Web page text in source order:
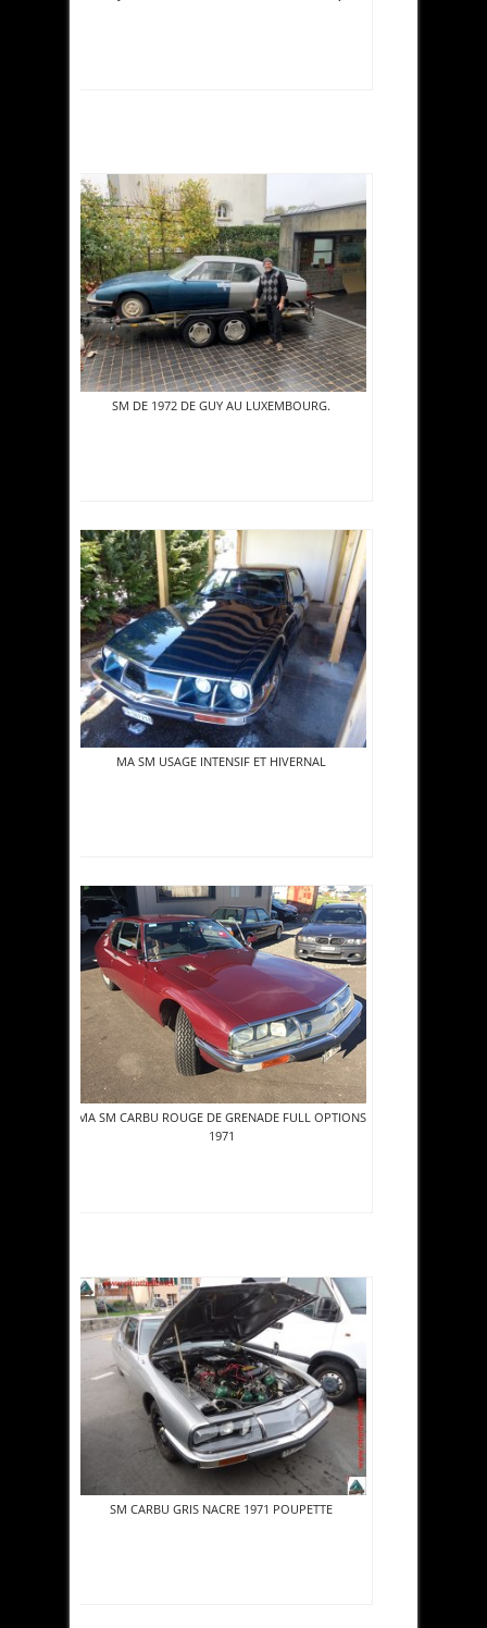
SM DE 1972 DE GUY AU LUXEMBOURG.
MA SM USAGE INTENSIF ET HIVERNAL
MA SM CARBU ROUGE DE GRENADE FULL OPTIONS
1971
SM CARBU GRIS NACRE 1971 POUPETTE